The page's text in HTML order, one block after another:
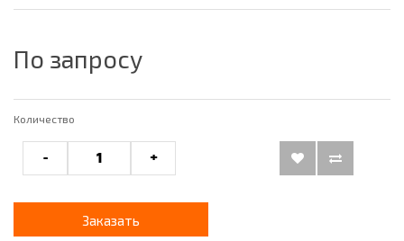
По запросу
Количество
- +
Заказать